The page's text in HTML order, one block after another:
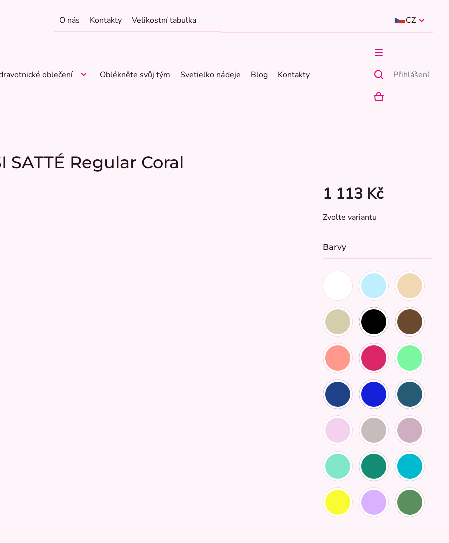
O nás Kontakty Velikostní tabulka CZ
oblečení Oblékněte svůj tým Svetielko nádeje Blog Kontakty Přihlášení
NÁKUPNÍ
Regular Coral
1 113 Kč
Měrná
Zvolte variantu
Barvy